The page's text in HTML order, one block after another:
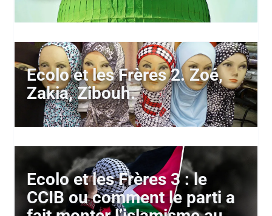
Ecolo et les Frères 2. Zoé,
Zakia, Zibouh.
Ecolo et les Frères 3 : le
CCIB ou comment le parti a